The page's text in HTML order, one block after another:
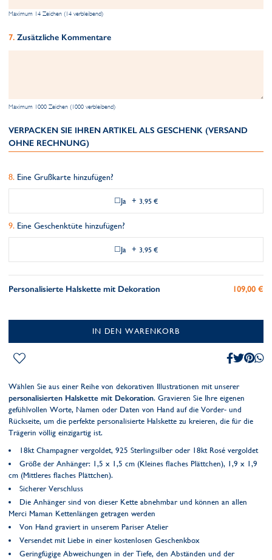
Maximum 14 Zeichen (14 verbleibend)
Zusätzliche Kommentare
Maximum 1000 Zeichen (1000 verbleibend)
VERPACKEN SIE IHREN ARTIKEL ALS GESCHENK (VERSAND
OHNE RECHNUNG)
Eine Grußkarte hinzufügen?
Ja + 3,95 €
Eine Geschenktüte hinzufügen?
Ja + 3,95 €
Personalisierte Halskette mit Dekoration 109,00 €
IN DEN WARENKORB
Wählen Sie aus einer Reihe von dekorativen Illustrationen mit unserer
personalisierten Halskette mit Dekoration. Gravieren Sie Ihre eigenen
gefühlvollen Worte, Namen oder Daten von Hand auf die Vorder- und
Rückseite, um die perfekte personalisierte Halskette zu kreieren, die für die
Trägerin völlig einzigartig ist.
18kt Champagner vergoldet, 925 Sterlingsilber oder 18kt Rosé vergoldet
Größe der Anhänger: 1,5 x 1,5 cm (Kleines flaches Plättchen), 1,9 x 1,9
cm (Mittleres flaches Plättchen).
Sicherer Verschluss
Die Anhänger sind von dieser Kette abnehmbar und können an allen
Merci Maman Kettenlängen getragen werden
Von Hand graviert in unserem Pariser Atelier
Versendet mit Liebe in einer kostenlosen Geschenkbox
Geringfügige Abweichungen in der Tiefe, den Abständen und der